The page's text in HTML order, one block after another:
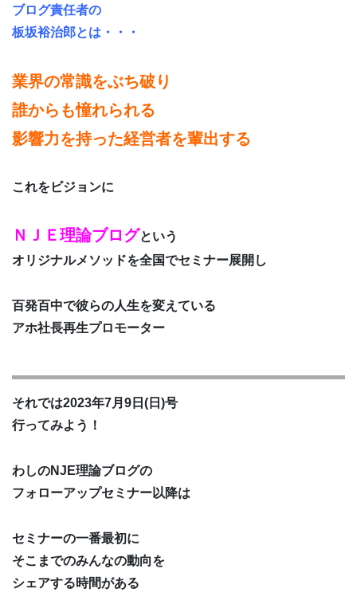
ブログ責任者の
板坂裕治郎とは・・・
業界の常識をぶち破り
誰からも憧れられる
影響力を持った経営者を輩出する
これをビジョンに
ＮＪＥ理論ブログという
オリジナルメソッドを全国でセミナー展開し
百発百中で彼らの人生を変えている
アホ社長再生プロモーター
それでは2023年7月9日(日)号
行ってみよう！
わしのNJE理論ブログの
フォローアップセミナー以降は
セミナーの一番最初に
そこまでのみんなの動向を
シェアする時間がある